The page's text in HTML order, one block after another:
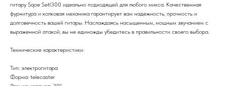
гитару Sqoe Setl300 идеально подходящей для любого микса. Качественная
фурнитура и колковая механика гарантирует вам надежность, прочность и
долговечность вашей гитары. Наслаждаясь насыщенным, мощным звучанием с
выраженной атакой, вы не единожды убедитесь в правильности своего выбора.
Технические характеристики:
Тип: электрогитара
Форма: telecaster